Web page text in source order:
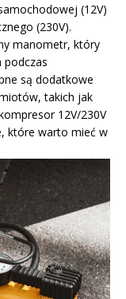
(12V)
(230V).
manometr, który
podczas
są dodatkowe
takich jak
12V/230V
które warto mieć w